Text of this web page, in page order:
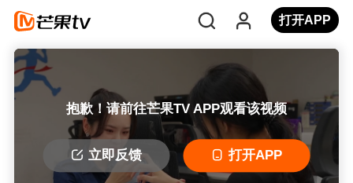
打开APP
抱歉！请前往芒果TV APP观看该视频
立即反馈 打开APP